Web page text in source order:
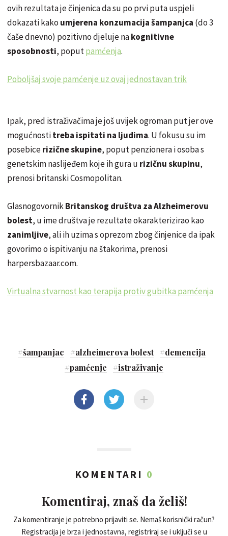
ovih rezultata je činjenica da su po prvi puta uspjeli
dokazati kako umjerena konzumacija šampanjca (do 3
čaše dnevno) pozitivno djeluje nakognitivne
sposobnosti, poputpamćenja.
Poboljšaj svoje pamćenje uz ovaj jednostavan trik
Ipak, pred istraživačima je još uvijek ogroman put jer ove
mogućnostitreba ispitati na ljudima. U fokusu su im
posebicerizične skupine, poput penzionera i osoba s
genetskim naslijeđem koje ih gura u rizičnu skupinu,
prenosi britanski Cosmopolitan.
GlasnogovornikBritanskog društva za Alzheimerovu
bolest, u ime društva je rezultate okarakterizirao kao
zanimljive, ali ih uzima s oprezom zbog činjenice da ipak
govorimo o ispitivanju na štakorima, prenosi
harpersbazaar.com.
Virtualna stvarnost kao terapija protiv gubitka pamćenja
#šampanjac #alzheimerova bolest #demencija
#pamćenje #istraživanje
KOMENTARI 0
Komentiraj, znaš da želiš!
Za komentiranje je potrebno prijaviti se. Nemaš korisnički račun?
Registracija je brza i jednostavna, registriraj se i uključi se u